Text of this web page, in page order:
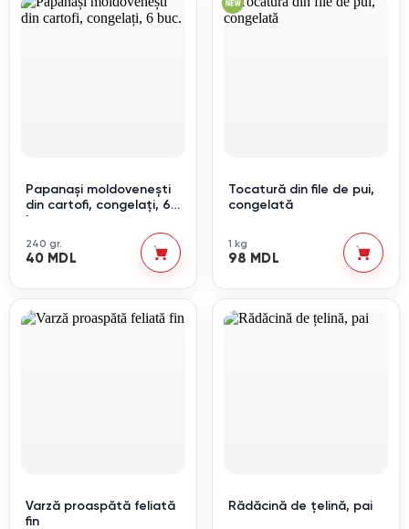
Papanași moldovenești
din cartofi, congelați, 6
240 gr.
40 MDL
Tocatură din file de pui,
congelată
1 kg
98 MDL
Varză proaspătă feliată
fin
Rădăcină de țelină, pai